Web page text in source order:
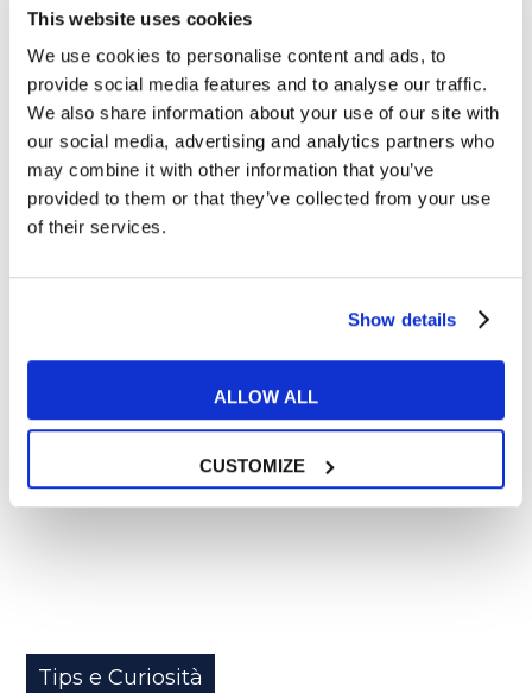
This website uses cookies
We use cookies to personalise content and ads, to
provide social media features and to analyse our traffic.
We also share information about your use of our site with
our social media, advertising and analytics partners who
may combine it with other information that you’ve
provided to them or that they’ve collected from your use
of their services.
Show details
ALLOW ALL
CUSTOMIZE
Tips e Curiosità
Quattro abitudini inglesi per combattere il
READ MORE
Tips e Curiosità